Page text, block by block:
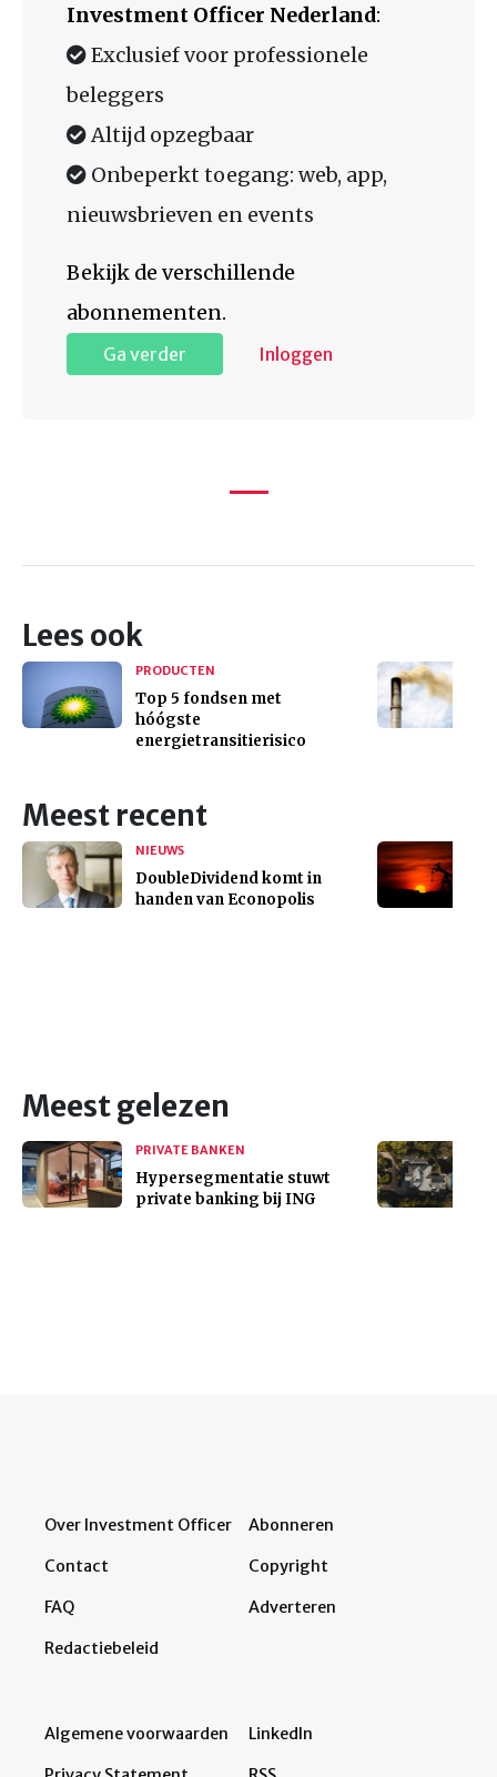
Investment Officer Nederland:
Exclusief voor professionele
beleggers
Altijd opzegbaar
Onbeperkt toegang: web, app,
nieuwsbrieven en events
Bekijk de verschillende
abonnementen.
Ga verder Inloggen
Lees ook
PRODUCTEN
Top 5 fondsen met
hóógste
energietransitierisico
Meest recent
NIEUWS
DoubleDividend komt in
handen van Econopolis
Meest gelezen
PRIVATE BANKEN
Hypersegmentatie stuwt
private banking bij ING
Over Investment Officer
Contact
FAQ
Redactiebeleid
Abonneren
Copyright
Adverteren
Algemene voorwaarden LinkedIn